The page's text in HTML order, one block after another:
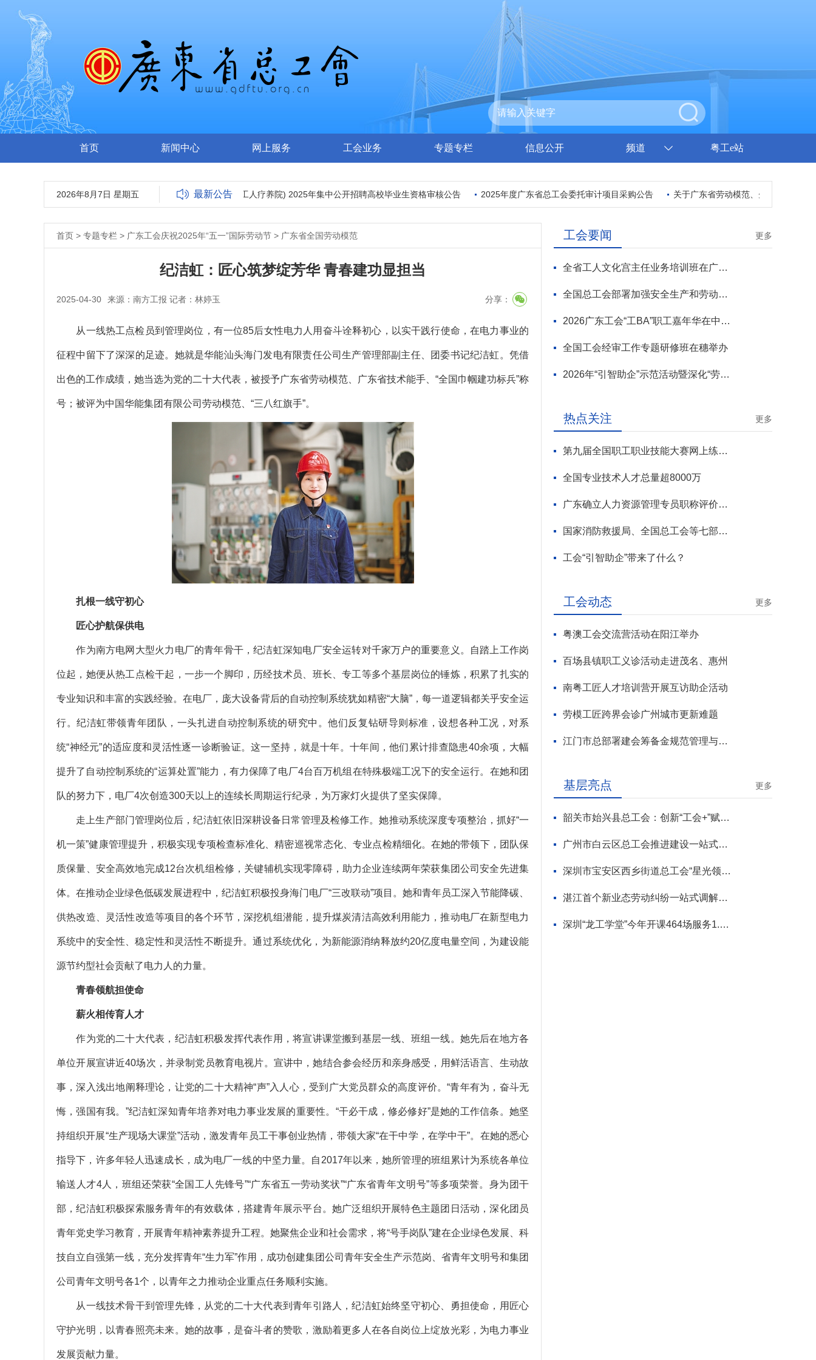
首页 新闻中心 网上服务 工会业务 专题专栏 信息公开 频道 粤工e站
2026年8月7日 星期五 最新公告
广东省工人医院(广东省工人疗养院) 2025年集中公开招聘高校毕业生资格审核公告 2025年度广东省总工会委托审计项目采购公告 关于广东省劳动模范、先进工作者和先
首页 > 专题专栏 > 广东工会庆祝2025年“五一”国际劳动节 > 广东省全国劳动模范
纪洁虹：匠心筑梦绽芳华 青春建功显担当
2025-04-30 来源：南方工报 记者：林婷玉 分享：
从一线热工点检员到管理岗位，有一位85后女性电力人用奋斗诠释初心，以实干践行使命，在电力事业的
征程中留下了深深的足迹。她就是华能汕头海门发电有限责任公司生产管理部副主任、团委书记纪洁虹。凭借
出色的工作成绩，她当选为党的二十大代表，被授予广东省劳动模范、广东省技术能手、“全国巾帼建功标兵”称
号；被评为中国华能集团有限公司劳动模范、“三八红旗手”。
扎根一线守初心
匠心护航保供电
作为南方电网大型火力电厂的青年骨干，纪洁虹深知电厂安全运转对千家万户的重要意义。自踏上工作岗
位起，她便从热工点检干起，一步一个脚印，历经技术员、班长、专工等多个基层岗位的锤炼，积累了扎实的
专业知识和丰富的实践经验。在电厂，庞大设备背后的自动控制系统犹如精密“大脑”，每一道逻辑都关乎安全运
行。纪洁虹带领青年团队，一头扎进自动控制系统的研究中。他们反复钻研导则标准，设想各种工况，对系
统“神经元”的适应度和灵活性逐一诊断验证。这一坚持，就是十年。十年间，他们累计排查隐患40余项，大幅
提升了自动控制系统的“运算处置”能力，有力保障了电厂4台百万机组在特殊极端工况下的安全运行。在她和团
队的努力下，电厂4次创造300天以上的连续长周期运行纪录，为万家灯火提供了坚实保障。
走上生产部门管理岗位后，纪洁虹依旧深耕设备日常管理及检修工作。她推动系统深度专项整治，抓好“一
机一策”健康管理提升，积极实现专项检查标准化、精密巡视常态化、专业点检精细化。在她的带领下，团队保
质保量、安全高效地完成12台次机组检修，关键辅机实现零障碍，助力企业连续两年荣获集团公司安全先进集
体。在推动企业绿色低碳发展进程中，纪洁虹积极投身海门电厂“三改联动”项目。她和青年员工深入节能降碳、
供热改造、灵活性改造等项目的各个环节，深挖机组潜能，提升煤炭清洁高效利用能力，推动电厂在新型电力
系统中的安全性、稳定性和灵活性不断提升。通过系统优化，为新能源消纳释放约20亿度电量空间，为建设能
源节约型社会贡献了电力人的力量。
青春领航担使命
薪火相传育人才
作为党的二十大代表，纪洁虹积极发挥代表作用，将宣讲课堂搬到基层一线、班组一线。她先后在地方各
单位开展宣讲近40场次，并录制党员教育电视片。宣讲中，她结合参会经历和亲身感受，用鲜活语言、生动故
事，深入浅出地阐释理论，让党的二十大精神“声”入人心，受到广大党员群众的高度评价。“青年有为，奋斗无
悔，强国有我。”纪洁虹深知青年培养对电力事业发展的重要性。“干必干成，修必修好”是她的工作信条。她坚
持组织开展“生产现场大课堂”活动，激发青年员工干事创业热情，带领大家“在干中学，在学中干”。在她的悉心
指导下，许多年轻人迅速成长，成为电厂一线的中坚力量。自2017年以来，她所管理的班组累计为系统各单位
输送人才4人，班组还荣获“全国工人先锋号”“广东省五一劳动奖状”“广东省青年文明号”等多项荣誉。身为团干
部，纪洁虹积极探索服务青年的有效载体，搭建青年展示平台。她广泛组织开展特色主题团日活动，深化团员
青年党史学习教育，开展青年精神素养提升工程。她聚焦企业和社会需求，将“号手岗队”建在企业绿色发展、科
技自立自强第一线，充分发挥青年“生力军”作用，成功创建集团公司青年安全生产示范岗、省青年文明号和集团
公司青年文明号各1个，以青年之力推动企业重点任务顺利实施。
从一线技术骨干到管理先锋，从党的二十大代表到青年引路人，纪洁虹始终坚守初心、勇担使命，用匠心
守护光明，以青春照亮未来。她的故事，是奋斗者的赞歌，激励着更多人在各自岗位上绽放光彩，为电力事业
发展贡献力量。
工会要闻 更多
全省工人文化宫主任业务培训班在广州开班
全国总工会部署加强安全生产和劳动保护工作
2026广东工会“工BA”职工嘉年华在中山举行
全国工会经审工作专题研修班在穗举办
2026年“引智助企”示范活动暨深化“劳模工匠进万企”专项行动启动
热点关注 更多
第九届全国职工职业技能大赛网上练兵正式启动
全国专业技术人才总量超8000万
广东确立人力资源管理专员职称评价标准
国家消防救援局、全国总工会等七部门联合部署 开展全民消防安全素质提升行动
工会“引智助企”带来了什么？
工会动态 更多
粤澳工会交流营活动在阳江举办
百场县镇职工义诊活动走进茂名、惠州
南粤工匠人才培训营开展互访助企活动
劳模工匠跨界会诊广州城市更新难题
江门市总部署建会筹备金规范管理与基层工会组建攻坚行动
基层亮点 更多
韶关市始兴县总工会：创新“工会+”赋能模式 为“百千万工程”蓄势添力
广州市白云区总工会推进建设一站式调解平台
深圳市宝安区西乡街道总工会“星光领航”品牌首场活动走进企业
湛江首个新业态劳动纠纷一站式调解平台揭牌
深圳“龙工学堂”今年开课464场服务1.2万职工